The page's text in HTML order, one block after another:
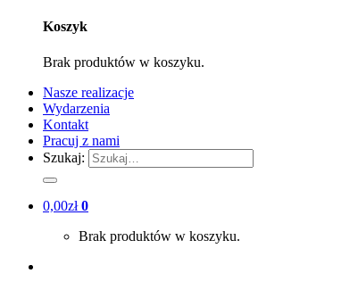
Koszyk
Brak produktów w koszyku.
Nasze realizacje
Wydarzenia
Kontakt
Pracuj z nami
Szukaj:
0,00zł 0
Brak produktów w koszyku.